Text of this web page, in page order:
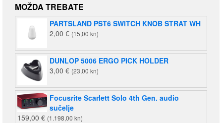
je:
220,00 €
140,00 €
(1.055,00
MOŽDA TREBATE
PARTSLAND PST6 SWITCH KNOB STRAT WH
2,00 € (15,00 kn)
DUNLOP 5006 ERGO PICK HOLDER
3,00 € (23,00 kn)
Focusrite Scarlett Solo 4th Gen. audio
sučelje
159,00 € (1.198,00 kn)